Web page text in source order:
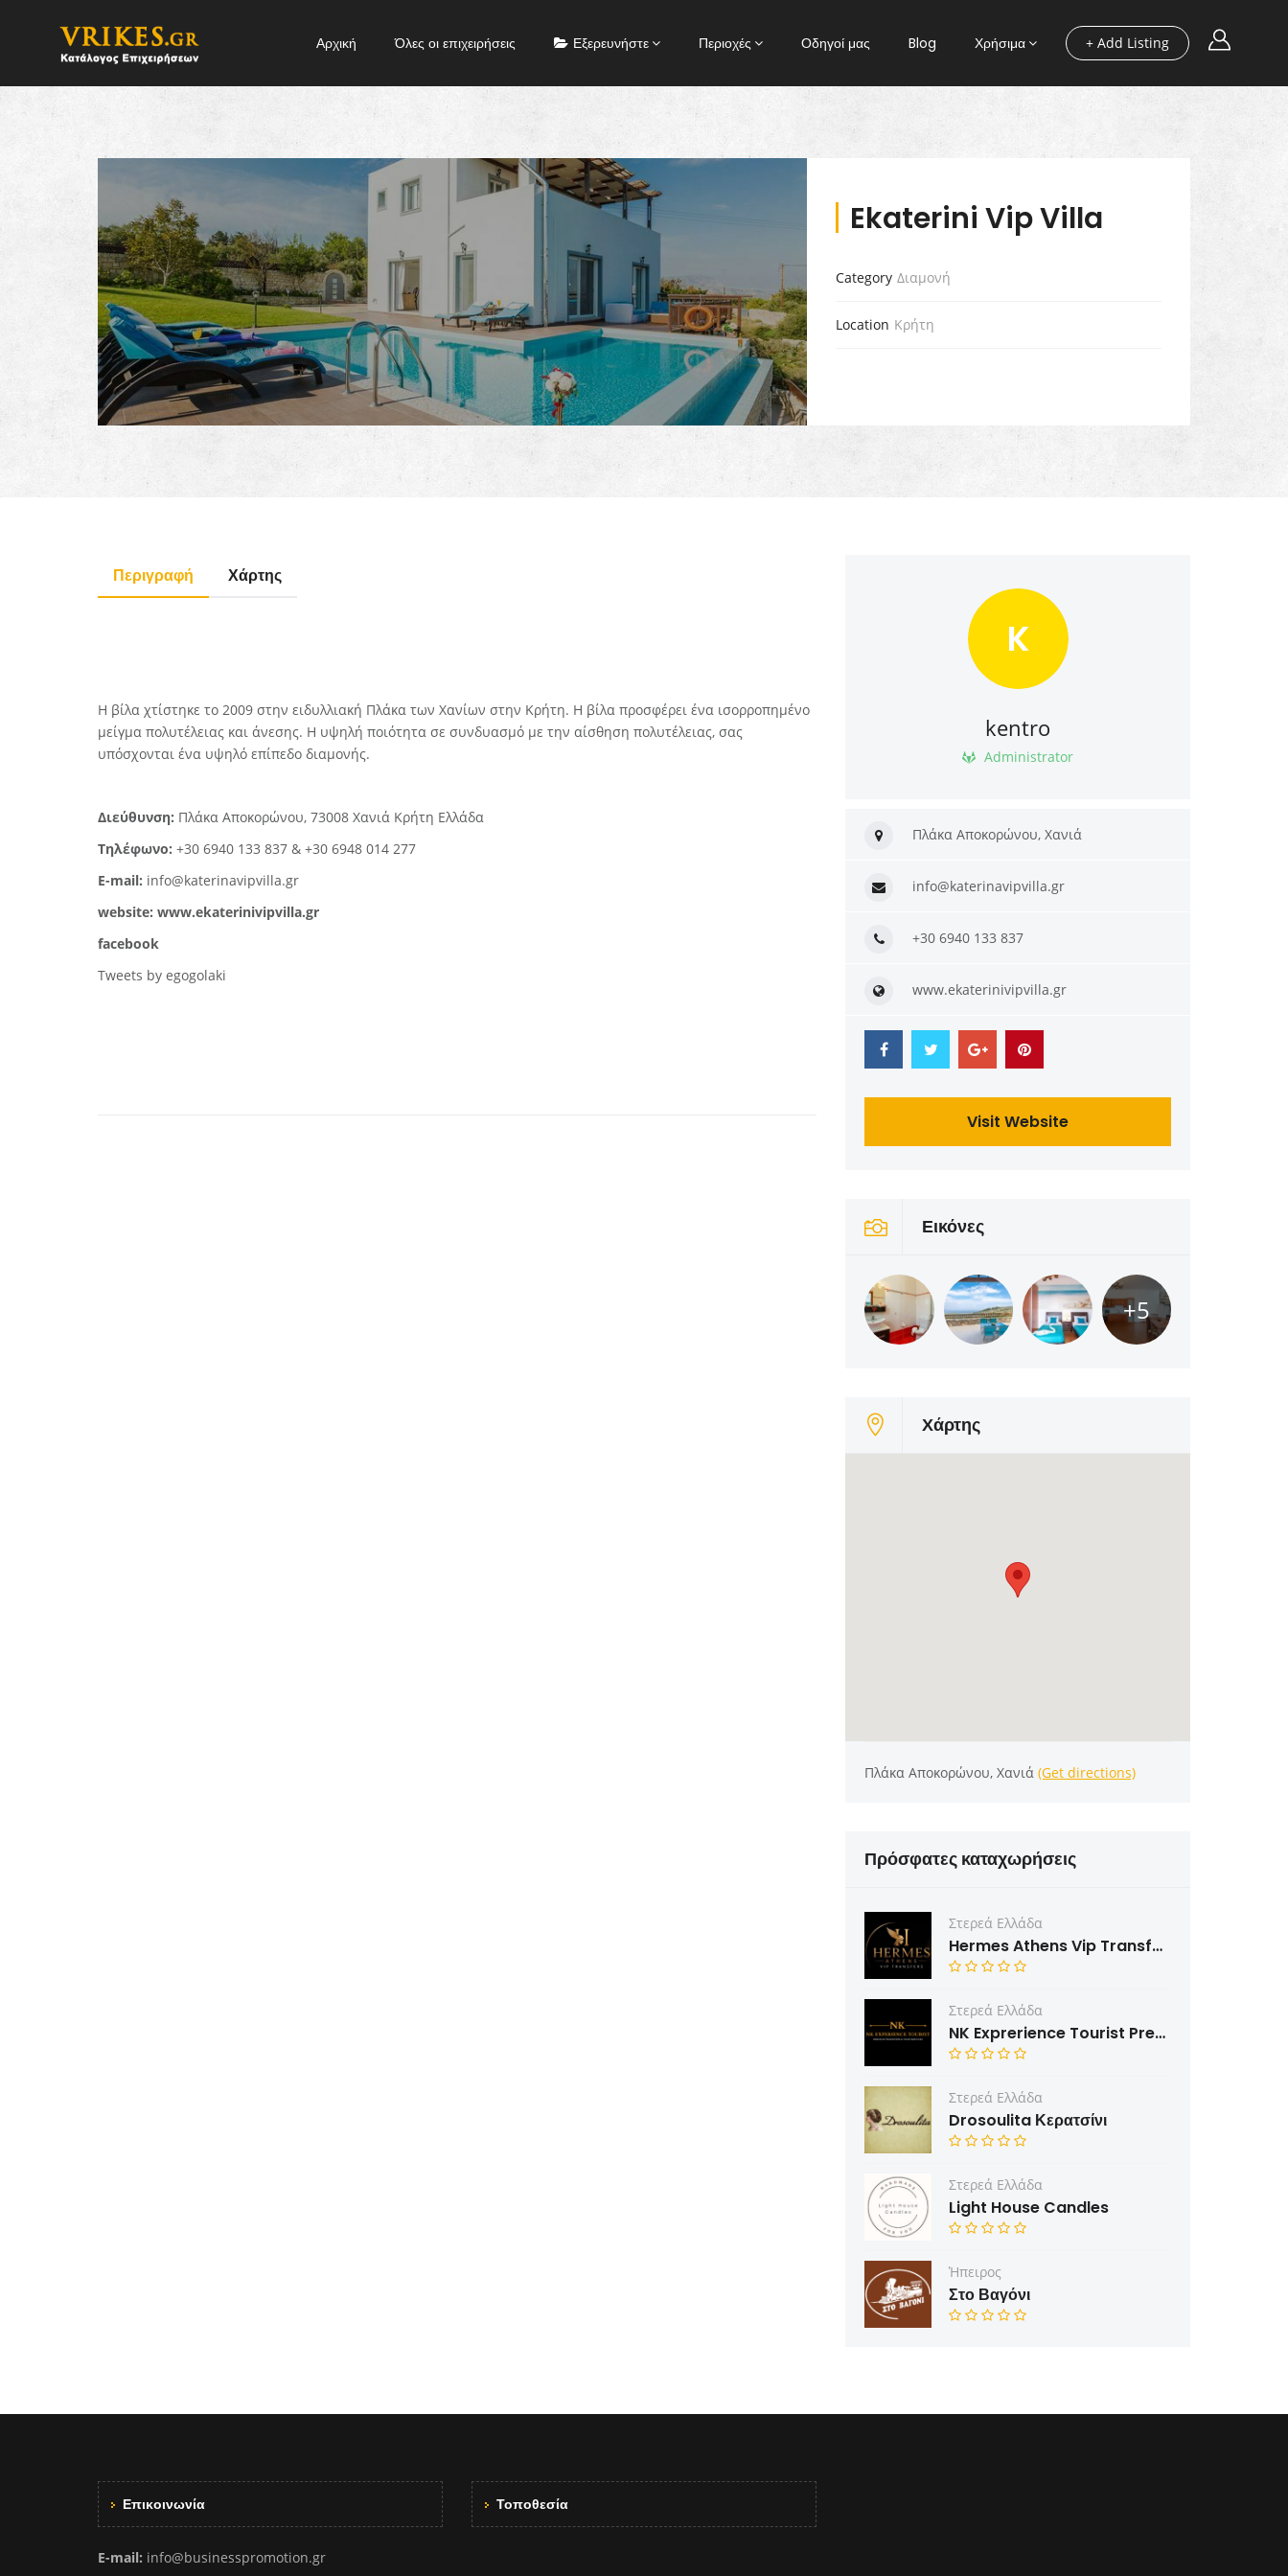
+ Add Listing
Αρχική Όλες οι επιχειρήσεις Εξερευνήστε Περιοχές Οδηγοί μας Blog Χρήσιμα
Ekaterini Vip Villa
Category Διαμονή
Location Κρήτη
Περιγραφή Χάρτης
Η βίλα χτίστηκε το 2009 στην ειδυλλιακή Πλάκα των Χανίων στην Κρήτη. Η βίλα προσφέρει ένα ισορροπημένο
μείγμα πολυτέλειας και άνεσης. Η υψηλή ποιότητα σε συνδυασμό με την αίσθηση πολυτέλειας, σας
υπόσχονται ένα υψηλό επίπεδο διαμονής.
Διεύθυνση: Πλάκα Αποκορώνου, 73008 Χανιά Κρήτη Ελλάδα
Τηλέφωνο: +30 6940 133 837 & +30 6948 014 277
E-mail: info@katerinavipvilla.gr
website: www.ekaterinivipvilla.gr
facebook
Tweets by egogolaki
K
kentro
Administrator
Πλάκα Αποκορώνου, Χανιά
info@katerinavipvilla.gr
+30 6940 133 837
www.ekaterinivipvilla.gr
Visit Website
Εικόνες
+5
Χάρτης
Πλάκα Αποκορώνου, Χανιά (Get directions)
Πρόσφατες καταχωρήσεις
Στερεά Ελλάδα
Hermes Athens Vip Transfers
Στερεά Ελλάδα
NK Exprerience Tourist Prenium Transfers & Tours
Στερεά Ελλάδα
Drosoulita Κερατσίνι
Στερεά Ελλάδα
Light House Candles
Ήπειρος
Στο Βαγόνι
Επικοινωνία
E-mail: info@businesspromotion.gr
Τοποθεσία